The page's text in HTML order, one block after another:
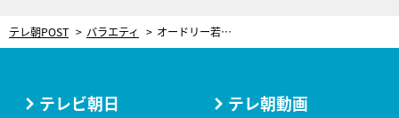
テレ朝POST バラエティ オードリー若林「本当に感動した」 素人ボクサーと元OLトレーナーの二人三脚物語
テレビ朝日 テレ朝動画